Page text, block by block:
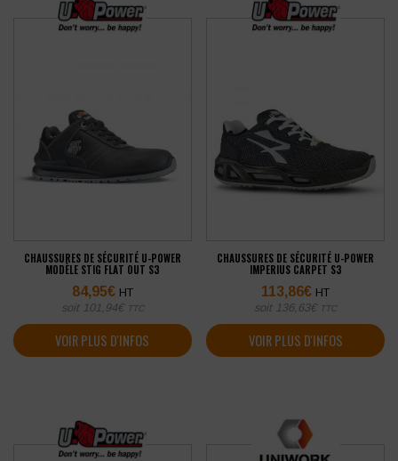
CHAUSSURES DE SÉCURITÉ U-POWER
MODÈLE STIG FLAT OUT S3
84,95€ HT
soit 101,94€ TTC
VOIR PLUS D'INFOS
CHAUSSURES DE SÉCURITÉ U-POWER
IMPERIUS CARPET S3
113,86€ HT
soit 136,63€ TTC
VOIR PLUS D'INFOS